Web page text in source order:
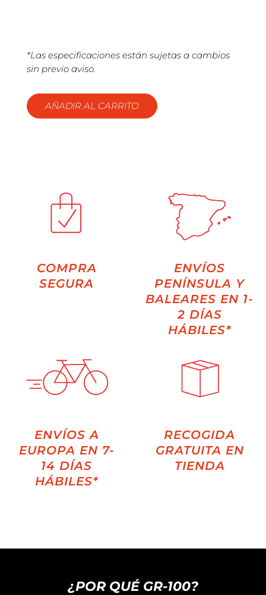
*Las especificaciones están sujetas a cambios
sin previo aviso.
AÑADIR AL CARRITO
COMPRA
SEGURA
ENVÍOS
PENÍNSULA Y
BALEARES EN 1-
2 DÍAS
HÁBILES*
ENVÍOS A
EUROPA EN 7-
14 DÍAS
HÁBILES*
RECOGIDA
GRATUITA EN
TIENDA
¿POR QUÉ GR-100?